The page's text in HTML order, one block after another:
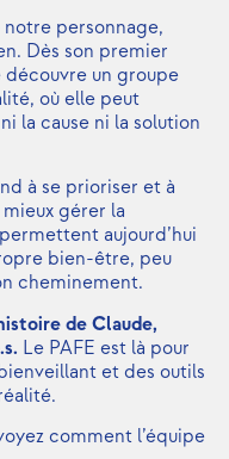
notre personnage,
Dès son premier
un groupe
où elle peut
la cause ni la solution
à se prioriser et à
gérer la
aujourd’hui
bien-être, peu
cheminement.
de Claude,
Le PAFE est là pour
et des outils
comment l’équipe